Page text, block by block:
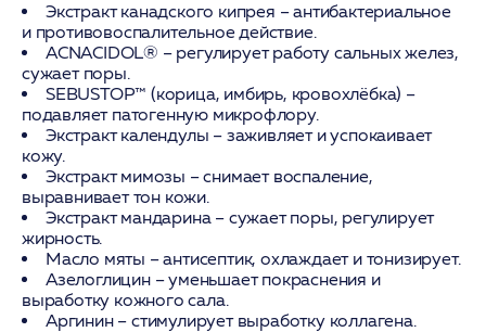
Экстракт канадского кипрея – антибактериальное
и противовоспалительное действие.
ACNACIDOL® – регулирует работу сальных желез,
сужает поры.
SEBUSTOP™ (корица, имбирь, кровохлёбка) –
подавляет патогенную микрофлору.
Экстракт календулы – заживляет и успокаивает
кожу.
Экстракт мимозы – снимает воспаление,
выравнивает тон кожи.
Экстракт мандарина– сужает поры, регулирует
жирность.
Масло мяты – антисептик, охлаждает и тонизирует.
Азелоглицин– уменьшает покраснения и
выработку кожного сала.
Аргинин– стимулирует выработку коллагена.